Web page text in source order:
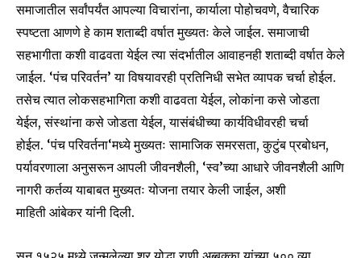
SUBSCRIBERS and be part of the
conversation.
To subscribe, simply enter your email address on our website
or click the subscribe button below. Don't worry, we respect
your privacy and won't spam your inbox. Your information is
safe with us.
समाजातील सर्वांपर्यंत आपल्या विचारांना, कार्याला पोहोचवणे, वैचारिक
स्पष्टता आणणे हे काम शताब्दी वर्षात मुख्यतः केले जाईल. समाजाची
सहभागीता कशी वाढवता येईल त्या संदर्भातील आवाहनही शताब्दी वर्षात केले
जाईल. ‘पंच परिवर्तन’ या विषयावरही प्रतिनिधी सभेत व्यापक चर्चा होईल.
तसेच त्यात लोकसहभागिता कशी वाढवता येईल, लोकांना कसे जोडता
येईल, संस्थांना कसे जोडता येईल, यासंबंधीच्या कार्यविधीवरही चर्चा
होईल. ‘पंच परिवर्तना‘मध्ये मुख्यतः सामाजिक समरसता, कुटुंब प्रबोधन,
पर्यावरणाला अनुसरून आपली जीवनशैली, ‘स्व’च्या आधारे जीवनशैली आणि
नागरी कर्तव्य याबाबत मुख्यतः योजना तयार केली जाईल, अशी
माहिती आंबेकर यांनी दिली.